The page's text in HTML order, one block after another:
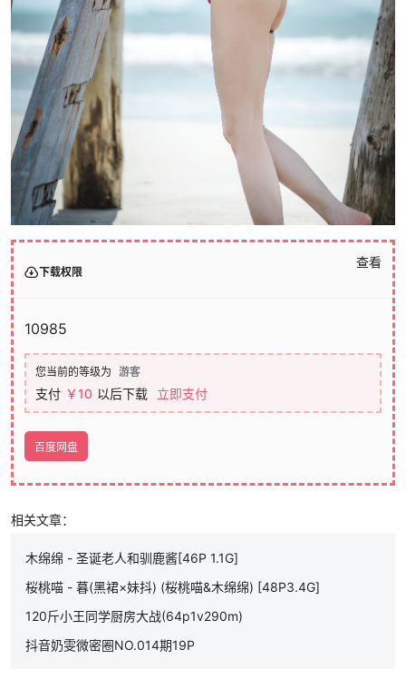
下载权限
查看
10985
您当前的等级为 游客
支付 ￥10 以后下载 立即支付
百度网盘
相关文章：
木绵绵 - 圣诞老人和驯鹿酱[46P 1.1G]
桜桃喵 - 暮(黑裙×妹抖) (桜桃喵&木绵绵) [48P3.4G]
120斤小王同学厨房大战(64p1v290m)
抖音奶雯微密圈NO.014期19P